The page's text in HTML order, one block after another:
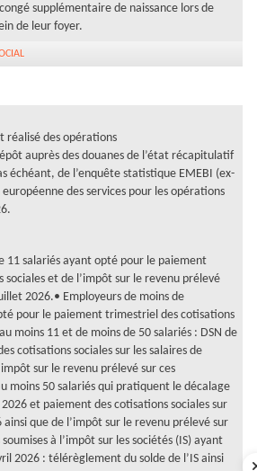
supplémentaire de naissance lors de
de leur foyer.
réalisé des opérations
auprès des douanes de l’état récapitulatif
échéant, de l’enquête statistique EMEBI (ex-
des services pour les opérations
11 salariés ayant opté pour le paiement
et de l’impôt sur le revenu prélevé
2026.• Employeurs de moins de
pour le paiement trimestriel des cotisations
moins 11 et de moins de 50 salariés : DSN de
cotisations sociales sur les salaires de
sur le revenu prélevé sur ces
moins 50 salariés qui pratiquent le décalage
et paiement des cotisations sociales sur
que de l’impôt sur le revenu prélevé sur
à l’impôt sur les sociétés (IS) ayant
2026 : télérèglement du solde de l’IS ainsi